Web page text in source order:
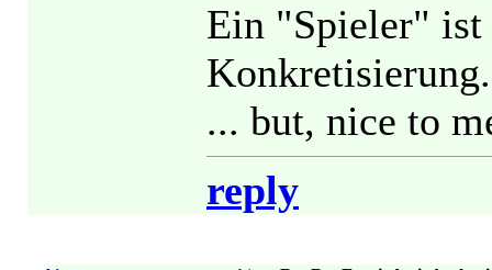
Ein "Spieler" ist
Konkretisierung.
... but, nice to
reply